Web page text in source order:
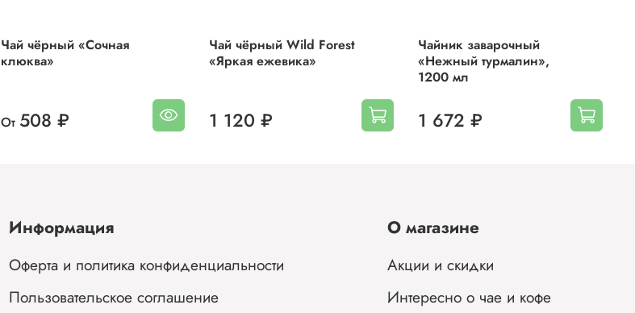
Чай чёрный «Сочная
клюква»
От 508 ₽
Чай чёрный Wild Forest
«Яркая ежевика»
1 120 ₽
Чайник заварочный
«Нежный турмалин»,
1200 мл
1 672 ₽
Информация
Оферта и политика конфиденциальности
Пользовательское соглашение
О магазине
Акции и скидки
Интересно о чае и кофе